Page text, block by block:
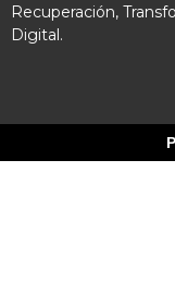
Recuperación,
Digital.